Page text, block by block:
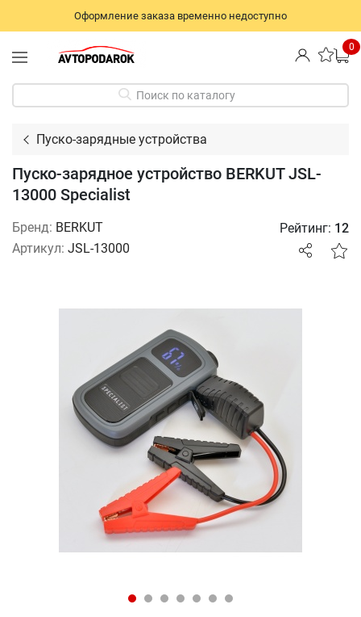
Оформление заказа временно недоступно
0
Поиск по каталогу
Пуско-зарядные устройства
Пуско-зарядное устройство BERKUT JSL-
13000 Specialist
Бренд: BERKUT
Артикул: JSL-13000
Рейтинг: 12